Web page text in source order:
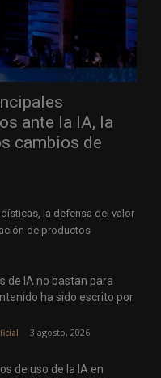
ante la IA, la
cambios de
la defensa del valor
de productos
de IA no bastan para
ha sido escrito por
3 agosto, 2026
de uso de la IA en